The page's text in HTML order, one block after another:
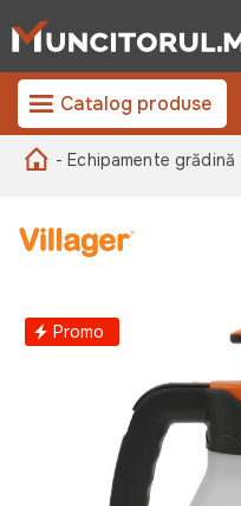
Catalog produse
- Echipamente grădină
Promo